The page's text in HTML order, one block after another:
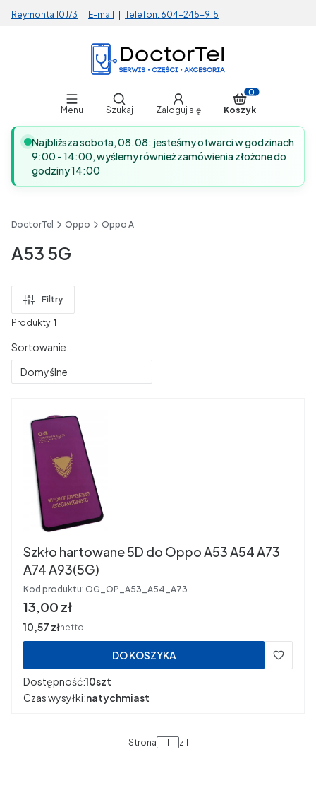
Reymonta 10J/3 E-mail Telefon: 604-245-915
Menu
Otwórz wyszukiwarkę
Szukaj Zaloguj się
Produkty w
Koszyk
Najbliższa sobota, 08.08: jesteśmy otwarci w godzinach
9:00 - 14:00, wyślemy również zamówienia złożone do
godziny 14:00
DoctorTel Oppo Oppo A
A53 5G
Filtry
Produkty: 1
Lista produktów
Sortowanie:
Domyślne
Szkło hartowane 5D do Oppo A53 A54 A73
A74 A93(5G)
Kod produktu: OG_OP_A53_A54_A73
Cena
13,00 zł
Cena
10,57 złnetto
DO KOSZYKA
Dostępność:10szt
Czas wysyłki:natychmiast
Strona z 1